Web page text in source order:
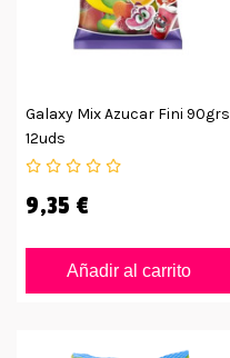
Galaxy Mix Azucar Fini 90grs
12uds
9,35 €
Añadir al carrito